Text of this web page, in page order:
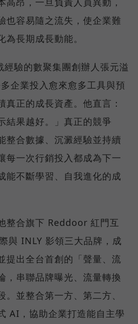
也容易隨之流失，使企業難
長期成長動能。
驗的數聚集團創辦人張元溢
企業投入愈來愈多工具與預
真正的成長資產。他直言：
結果越好。」真正的競爭
整合數據、沉澱經驗並持續
每一次行銷投入都成為下一
能不斷學習、自我進化的成
整合旗下 Reddoor 紅門互
與 INLY 影領三大品牌，成
提出全台首創的「聲量、流
，串聯品牌曝光、流量轉換
。並整合第一方、第二方、
AI，協助企業打造能自主學